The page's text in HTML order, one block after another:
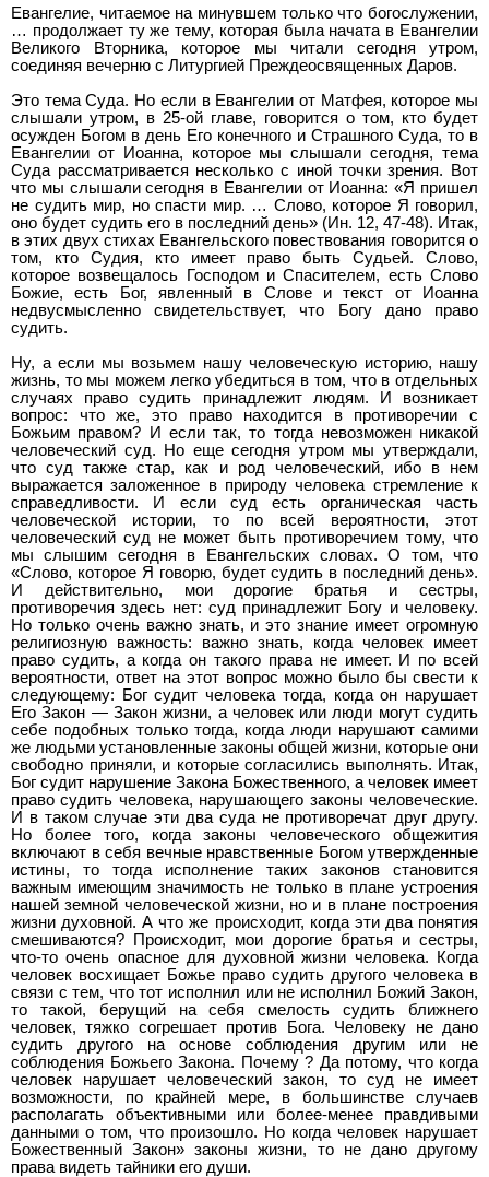
Евангелие, читаемое на минувшем только что богослужении,
… продолжает ту же тему, которая была начата в Евангелии
Великого Вторника, которое мы читали сегодня утром,
соединяя вечерню с Литургией Преждеосвященных Даров.
Это тема Суда. Но если в Евангелии от Матфея, которое мы
слышали утром, в 25-ой главе, говорится о том, кто будет
осужден Богом в день Его конечного и Страшного Суда, то в
Евангелии от Иоанна, которое мы слышали сегодня, тема
Суда рассматривается несколько с иной точки зрения. Вот
что мы слышали сегодня в Евангелии от Иоанна: «Я пришел
не судить мир, но спасти мир. … Слово, которое Я говорил,
оно будет судить его в последний день» (Ин. 12, 47-48). Итак,
в этих двух стихах Евангельского повествования говорится о
том, кто Судия, кто имеет право быть Судьей. Слово,
которое возвещалось Господом и Спасителем, есть Слово
Божие, есть Бог, явленный в Слове и текст от Иоанна
недвусмысленно свидетельствует, что Богу дано право
судить.
Ну, а если мы возьмем нашу человеческую историю, нашу
жизнь, то мы можем легко убедиться в том, что в отдельных
случаях право судить принадлежит людям. И возникает
вопрос: что же, это право находится в противоречии с
Божьим правом? И если так, то тогда невозможен никакой
человеческий суд. Но еще сегодня утром мы утверждали,
что суд также стар, как и род человеческий, ибо в нем
выражается заложенное в природу человека стремление к
справедливости. И если суд есть органическая часть
человеческой истории, то по всей вероятности, этот
человеческий суд не может быть противоречием тому, что
мы слышим сегодня в Евангельских словах. О том, что
«Слово, которое Я говорю, будет судить в последний день».
И действительно, мои дорогие братья и сестры,
противоречия здесь нет: суд принадлежит Богу и человеку.
Но только очень важно знать, и это знание имеет огромную
религиозную важность: важно знать, когда человек имеет
право судить, а когда он такого права не имеет. И по всей
вероятности, ответ на этот вопрос можно было бы свести к
следующему: Бог судит человека тогда, когда он нарушает
Его Закон — Закон жизни, а человек или люди могут судить
себе подобных только тогда, когда люди нарушают самими
же людьми установленные законы общей жизни, которые они
свободно приняли, и которые согласились выполнять. Итак,
Бог судит нарушение Закона Божественного, а человек имеет
право судить человека, нарушающего законы человеческие.
И в таком случае эти два суда не противоречат друг другу.
Но более того, когда законы человеческого общежития
включают в себя вечные нравственные Богом утвержденные
истины, то тогда исполнение таких законов становится
важным имеющим значимость не только в плане устроения
нашей земной человеческой жизни, но и в плане построения
жизни духовной. А что же происходит, когда эти два понятия
смешиваются? Происходит, мои дорогие братья и сестры,
что-то очень опасное для духовной жизни человека. Когда
человек восхищает Божье право судить другого человека в
связи с тем, что тот исполнил или не исполнил Божий Закон,
то такой, берущий на себя смелость судить ближнего
человек, тяжко согрешает против Бога. Человеку не дано
судить другого на основе соблюдения другим или не
соблюдения Божьего Закона. Почему ? Да потому, что когда
человек нарушает человеческий закон, то суд не имеет
возможности, по крайней мере, в большинстве случаев
располагать объективными или более-менее правдивыми
данными о том, что произошло. Но когда человек нарушает
Божественный Закон» законы жизни, то не дано другому
права видеть тайники его души.